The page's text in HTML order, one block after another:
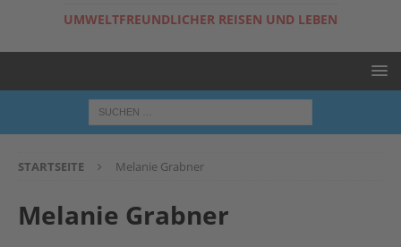
UMWELTFREUNDLICHER REISEN UND LEBEN
STARTSEITE Melanie Grabner
Melanie Grabner